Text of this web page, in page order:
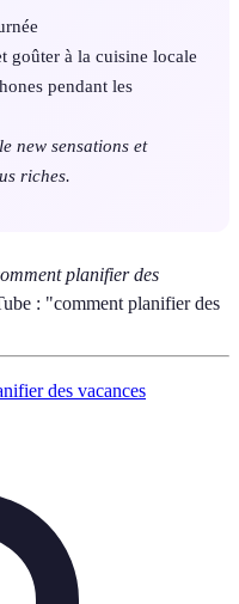
goûter à la cuisine locale
pendant les
new sensations et
riches.
planifier des
: "comment planifier des
des vacances